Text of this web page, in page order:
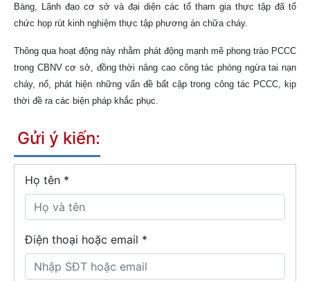
Bàng, Lãnh đạo cơ sở và đại diện các tổ tham gia thực tập đã tổ
chức họp rút kinh nghiệm thực tập phương án chữa cháy.
Thông qua hoạt động này nhằm phát động mạnh mẽ phong trào PCCC
trong CBNV cơ sở, đồng thời nâng cao công tác phòng ngừa tai nạn
cháy, nổ, phát hiện những vấn đề bất cập trong công tác PCCC, kịp
thời đề ra các biện pháp khắc phục.
Gửi ý kiến:
Họ tên *
Điện thoại hoặc email *